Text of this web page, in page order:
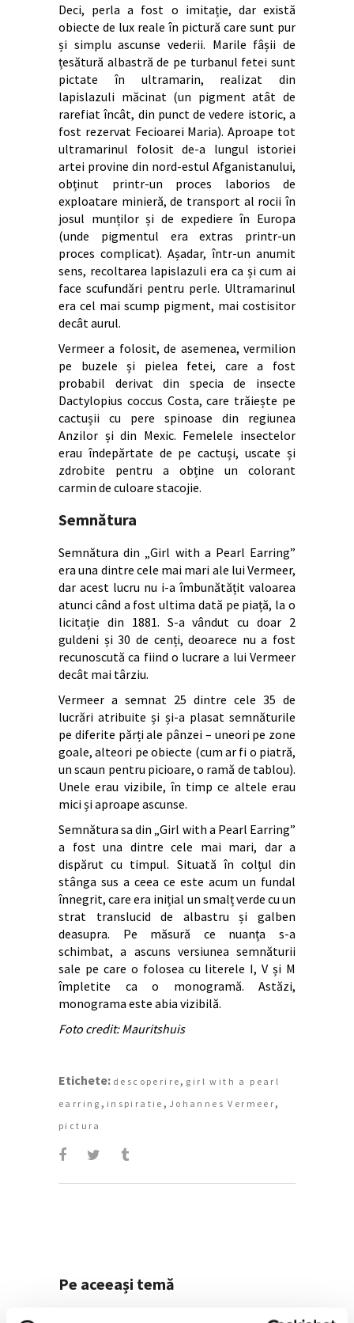
Deci, perla a fost o imitație, dar există
obiecte de lux reale în pictură care sunt pur
și simplu ascunse vederii. Marile fâșii de
țesătură albastră de pe turbanul fetei sunt
pictate în ultramarin, realizat din
lapislazuli măcinat (un pigment atât de
rarefiat încât, din punct de vedere istoric, a
fost rezervat Fecioarei Maria). Aproape tot
ultramarinul folosit de-a lungul istoriei
artei provine din nord-estul Afganistanului,
obținut printr-un proces laborios de
exploatare minieră, de transport al rocii în
josul munților și de expediere în Europa
(unde pigmentul era extras printr-un
proces complicat). Așadar, într-un anumit
sens, recoltarea lapislazuli era ca și cum ai
face scufundări pentru perle. Ultramarinul
era cel mai scump pigment, mai costisitor
decât aurul.
Vermeer a folosit, de asemenea, vermilion
pe buzele și pielea fetei, care a fost
probabil derivat din specia de insecte
Dactylopius coccus Costa, care trăiește pe
cactușii cu pere spinoase din regiunea
Anzilor și din Mexic. Femelele insectelor
erau îndepărtate de pe cactuși, uscate și
zdrobite pentru a obține un colorant
carmin de culoare stacojie.
Semnătura
Semnătura din „Girl with a Pearl Earring”
era una dintre cele mai mari ale lui Vermeer,
dar acest lucru nu i-a îmbunătățit valoarea
atunci când a fost ultima dată pe piață, la o
licitație din 1881. S-a vândut cu doar 2
guldeni și 30 de cenți, deoarece nu a fost
recunoscută ca fiind o lucrare a lui Vermeer
decât mai târziu.
Vermeer a semnat 25 dintre cele 35 de
lucrări atribuite și și-a plasat semnăturile
pe diferite părți ale pânzei – uneori pe zone
goale, alteori pe obiecte (cum ar fi o piatră,
un scaun pentru picioare, o ramă de tablou).
Unele erau vizibile, în timp ce altele erau
mici și aproape ascunse.
Semnătura sa din „Girl with a Pearl Earring”
a fost una dintre cele mai mari, dar a
dispărut cu timpul. Situată în colțul din
stânga sus a ceea ce este acum un fundal
înnegrit, care era inițial un smalț verde cu un
strat translucid de albastru și galben
deasupra. Pe măsură ce nuanța s-a
schimbat, a ascuns versiunea semnăturii
sale pe care o folosea cu literele I, V și M
împletite ca o monogramă. Astăzi,
monograma este abia vizibilă.
Foto credit: Mauritshuis
Etichete: descoperire , girl with a pearl
earring , inspiratie , Johannes Vermeer ,
pictura
Pe aceeași temă